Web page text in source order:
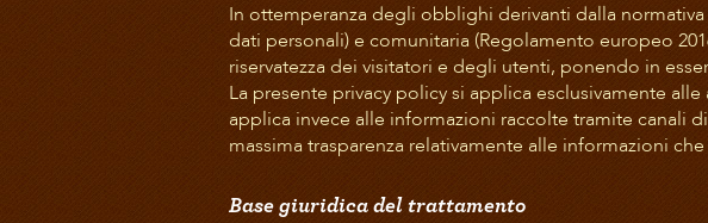
In ottemperanza degli obblighi derivanti dalla
dati personali) e comunitaria (Regolamento europeo
riservatezza dei visitatori e degli utenti, ponendo in
La presente privacy policy si applica esclusivamente
applica invece alle informazioni raccolte tramite canali
massima trasparenza relativamente alle informazioni
Base giuridica del trattamento